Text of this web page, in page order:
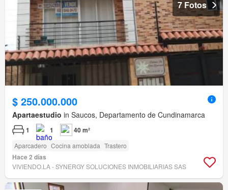
7 Fotos
$ 250.000.000
Apartaestudio in Saucos, Departamento de Cundinamarca
1 1 40 m²
Aparcadero Cocina amoblada Trastero
Hace 2 días
VIVIENDO.LA - SYNERGY SOLUCIONES INMOBILIARIAS SAS